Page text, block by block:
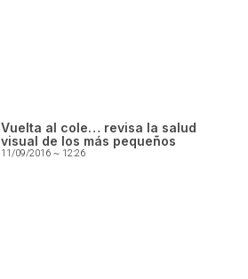
Vuelta al cole… revisa la salud
visual de los más pequeños
11/09/2016 12:26